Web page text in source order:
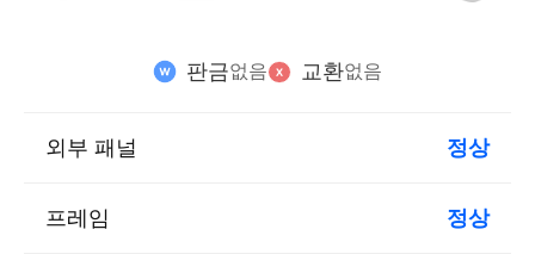
판금없음 교환없음
외부 패널 정상
프레임 정상